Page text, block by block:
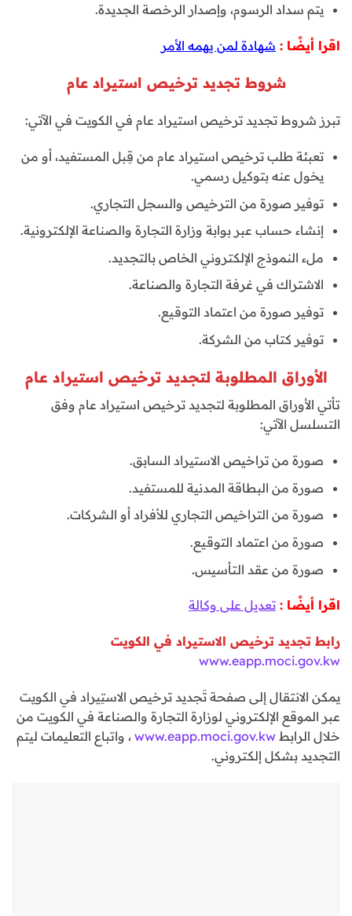
يتم سداد الرسوم، وإصدار الرخصة الجديدة.
اقرا أيضًا : شهادة لمن يهمه الأمر
شروط تجديد ترخيص استيراد عام
تبرز شروط تجديد ترخيص استيراد عام في الكويت في الآتي:
تعبئة طلب ترخيص استيراد عام من قِبل المستفيد، أو من
يخول عنه بتوكيل رسمي.
توفير صورة من الترخيص والسجل التجاري.
إنشاء حساب عبر بوابة وزارة التجارة والصناعة الإلكترونية.
ملء النموذج الإلكتروني الخاص بالتجديد.
الاشتراك في غرفة التجارة والصناعة.
توفير صورة من اعتماد التوقيع.
توفير كتاب من الشركة.
الأوراق المطلوبة لتجديد ترخيص استيراد عام
تأتي الأوراق المطلوبة لتجديد ترخيص استيراد عام وفق
التسلسل الآتي:
صورة من تراخيص الاستيراد السابق.
صورة من البطاقة المدنية للمستفيد.
صورة من التراخيص التجاري للأفراد أو الشركات.
صورة من اعتماد التوقيع.
صورة من عقد التأسيس.
اقرا أيضًا : تعديل على وكالة
رابط تجديد ترخيص الاستيراد في الكويت
www.eapp.moci.gov.kw
يمكن الانتقال إلى صفحة تَجديد ترخيص الاستِيراد في الكويت
عبر الموقع الإلكتروني لوزارة التجارة والصناعة في الكويت من
خلال الرابط www.eapp.moci.gov.kw ، واتباع التعليمات ليتم
التجديد بشكل إلكتروني.